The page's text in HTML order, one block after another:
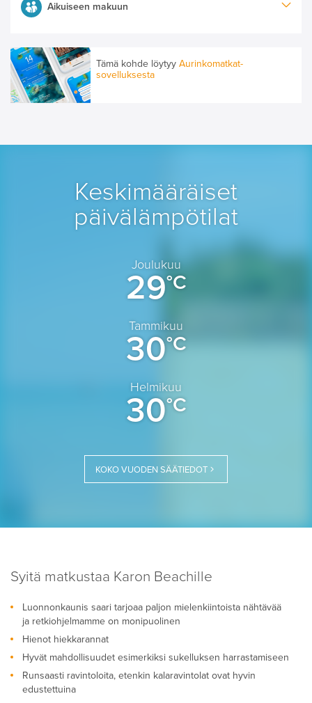
Aikuiseen makuun
Tämä kohde löytyy Aurinkomatkat-
sovelluksesta
Keskimääräiset
päivälämpötilat
Joulukuu
29°C
Tammikuu
30°C
Helmikuu
30°C
KOKO VUODEN SÄÄTIEDOT
Syitä matkustaa Karon Beachille
Luonnonkaunis saari tarjoaa paljon mielenkiintoista nähtävää
ja retkiohjelmamme on monipuolinen
Hienot hiekkarannat
Hyvät mahdollisuudet esimerkiksi sukelluksen harrastamiseen
Runsaasti ravintoloita, etenkin kalaravintolat ovat hyvin
edustettuina